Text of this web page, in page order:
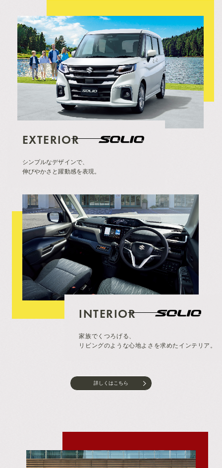
EXTERIOR
シンプルなデザインで、
伸びやかさと躍動感を表現。
INTERIOR
家族でくつろげる、
リビングのような心地よさを求めたインテリア。
詳しくはこちら